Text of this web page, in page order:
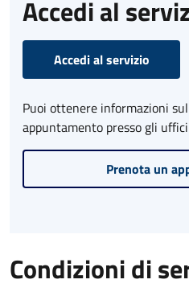
Accedi al
Accedi al servizio
Puoi ottenere informazioni
appuntamento presso gli uffici
Prenota un
Condizioni di